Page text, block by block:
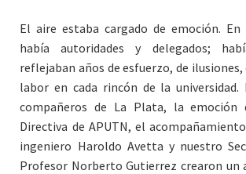
El aire estaba cargado de emoción.
había autoridades y delegados;
reflejaban años de esfuerzo, de
labor en cada rincón de la universidad.
compañeros de La Plata, la emoción
Directiva de APUTN, el
ingeniero Haroldo Avetta y nuestro
Profesor Norberto Gutierrez crearon un